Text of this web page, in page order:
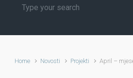
Home Novosti Projekti April –